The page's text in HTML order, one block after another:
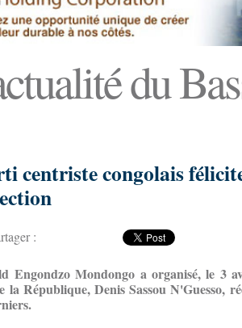
du
centriste congolais
:
Mondongo a organisé, le 3
République, Denis Sassou N'Guesso,